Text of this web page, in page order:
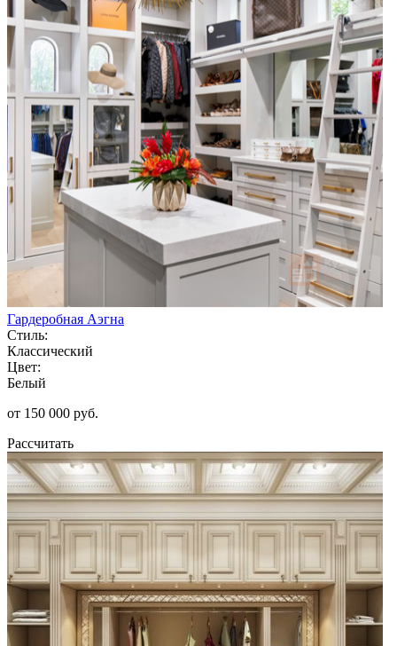
Гардеробная Аэгна
Стиль:
Классический
Цвет:
Белый
от 150 000 руб.
Рассчитать